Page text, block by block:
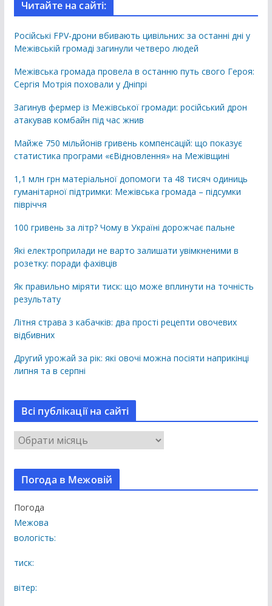
Читайте на сайті:
Російські FPV-дрони вбивають цивільних: за останні дні у
Межівській громаді загинули четверо людей
Межівська громада провела в останню путь свого Героя:
Сергія Мотрія поховали у Дніпрі
Загинув фермер із Межівської громади: російський дрон
атакував комбайн під час жнив
Майже 750 мільйонів гривень компенсацій: що показує
статистика програми «єВідновлення» на Межівщині
1,1 млн грн матеріальної допомоги та 48 тисяч одиниць
гуманітарної підтримки: Межівська громада – підсумки
півріччя
100 гривень за літр? Чому в Україні дорожчає пальне
Які електроприлади не варто залишати увімкненими в
розетку: поради фахівців
Як правильно міряти тиск: що може вплинути на точність
результату
Літня страва з кабачків: два прості рецепти овочевих
відбивних
Другий урожай за рік: які овочі можна посіяти наприкінці
липня та в серпні
Всі публікації на сайті
В
с
і
б
л
і
к
ц
Погода в Межовій
Погода
Межова
вологість:
тиск:
вітер: